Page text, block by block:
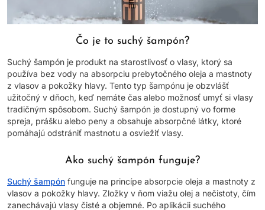
Čo je to suchý šampón?
Suchý šampón je produkt na starostlivosť o vlasy, ktorý sa
používa bez vody na absorpciu prebytočného oleja a mastnoty
z vlasov a pokožky hlavy. Tento typ šampónu je obzvlášť
užitočný v dňoch, keď nemáte čas alebo možnosť umyť si vlasy
tradičným spôsobom. Suchý šampón je dostupný vo forme
spreja, prášku alebo peny a obsahuje absorpčné látky, ktoré
pomáhajú odstrániť mastnotu a osviežiť vlasy.
Ako suchý šampón funguje?
Suchý šampón funguje na princípe absorpcie oleja a mastnoty z
vlasov a pokožky hlavy. Zložky v ňom viažu olej a nečistoty, čím
zanechávajú vlasy čisté a objemné. Po aplikácii suchého